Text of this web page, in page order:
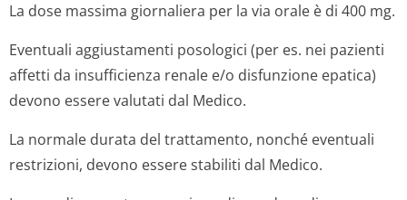
La dose massima giornaliera per la via orale è di 400 mg.
Eventuali aggiustamenti posologici (per es. nei pazienti
affetti da insufficienza renale e/o disfunzione epatica)
devono essere valutati dal Medico.
La normale durata del trattamento, nonché eventuali
restrizioni, devono essere stabiliti dal Medico.